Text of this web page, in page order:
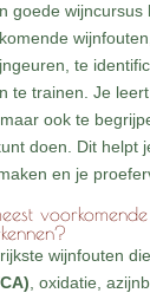
goede wijncursus
te
te trainen. Je
ook te
doen. Dit helpt
en je
wijnfouten
, oxidatie,